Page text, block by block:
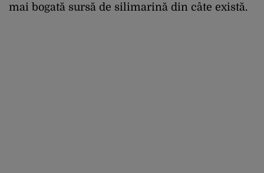
mai bogată sursă de silimarină din câte există.